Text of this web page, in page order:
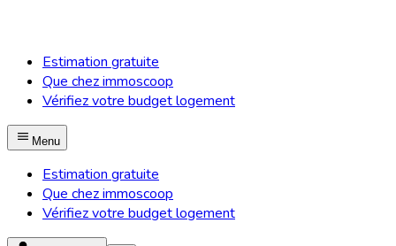
Estimation gratuite
Que chez immoscoop
Vérifiez votre budget logement
Menu
Estimation gratuite
Que chez immoscoop
Vérifiez votre budget logement